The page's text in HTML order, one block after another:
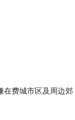
在费城市区及周边郊